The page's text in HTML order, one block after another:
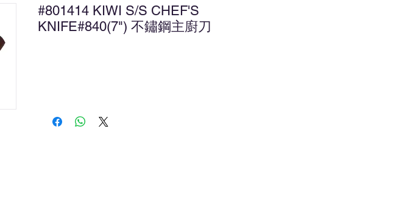
#801414 KIWI S/S CHEF'S
KNIFE#840(7") 不鏽鋼主廚刀